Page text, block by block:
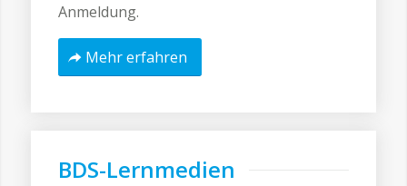
Anmeldung.
Mehr erfahren
BDS-Lernmedien